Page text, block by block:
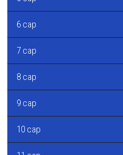
6 сар
7 сар
8 сар
9 сар
10 сар